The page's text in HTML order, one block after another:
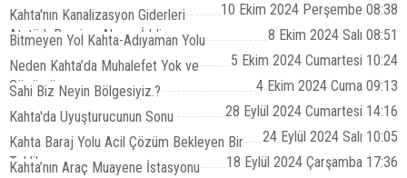
10 Ekim 2024 Perşembe 08:38
Kahta'nın Kanalizasyon Giderleri
Atatürk Barajına Akıyor İddiası
8 Ekim 2024 Salı 08:51
Bitmeyen Yol Kahta-Adıyaman Yolu
5 Ekim 2024 Cumartesi 10:24
Neden Kahta’da Muhalefet Yok ve
Çözümü
4 Ekim 2024 Cuma 09:13
Sahi Biz Neyin Bölgesiyiz.?
28 Eylül 2024 Cumartesi 14:16
Kahta'da Uyuşturucunun Sonu
24 Eylül 2024 Salı 10:05
Kahta Baraj Yolu Acil Çözüm Bekleyen Bir
Tehlike
18 Eylül 2024 Çarşamba 17:36
Kahta’nın Araç Muayene İstasyonu